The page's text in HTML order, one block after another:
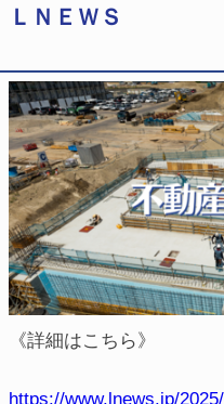
ＬＮＥＷＳ
《詳細はこちら》
https://www.lnews.jp/